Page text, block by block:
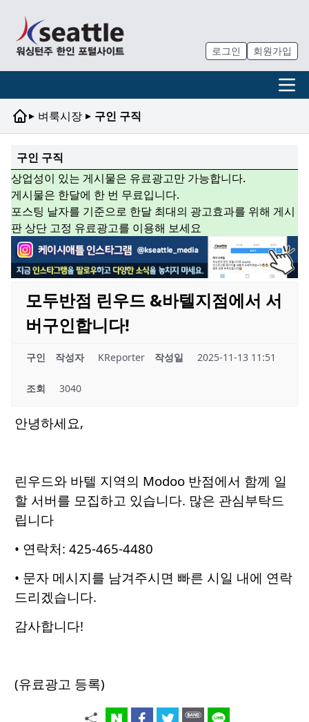
로그인 회원가입
▸ 벼룩시장 ▸ 구인 구직
구인 구직
상업성이 있는 게시물은 유료광고만 가능합니다.
게시물은 한달에 한 번 무료입니다.
포스팅 날자를 기준으로 한달 최대의 광고효과를 위해 게시
판 상단 고정 유료광고를 이용해 보세요
모두반점 린우드 &바텔지점에서 서
버구인합니다!
구인 작성자 KReporter 작성일 2025-11-13 11:51
조회 3040
안녕하세요,
린우드와 바텔 지역의 Modoo 반점에서 함께 일
할 서버를 모집하고 있습니다. 많은 관심부탁드
립니다
• 연락처: 425-465-4480
• 문자 메시지를 남겨주시면 빠른 시일 내에 연락
드리겠습니다.
감사합니다!
(유료광고 등록)